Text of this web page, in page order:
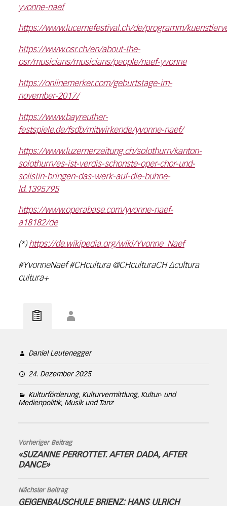
yvonne-naef
https://www.lucernefestival.ch/de/programm/
https://www.osr.ch/en/about-the-
osr/musicians/musicians/people/naef-yvonne
https://onlinemerker.com/geburtstage-im-
november-2017/
https://www.bayreuther-
festspiele.de/fsdb/mitwirkende/yvonne-naef/
https://www.luzernerzeitung.ch/solothurn/kanton-
solothurn/es-ist-verdis-schonste-oper-chor-und-
solistin-bringen-das-werk-auf-die-buhne-
ld.1395795
https://www.operabase.com/yvonne-naef-
a18182/de
(*) https://de.wikipedia.org/wiki/Yvonne_Naef
#YvonneNaef #CHcultura @CHculturaCH ∆cultura
cultura+
Daniel Leutenegger
24. Dezember 2025
Kulturförderung, Kulturvermittlung, Kultur- und
Medienpolitik, Musik und Tanz
Vorheriger Beitrag
«SUZANNE PERROTTET. AFTER DADA, AFTER
DANCE»
Nächster Beitrag
GEIGENBAUSCHULE BRIENZ: HANS ULRICH